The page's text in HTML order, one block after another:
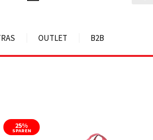
OUTLET B2B
25%
SPAREN